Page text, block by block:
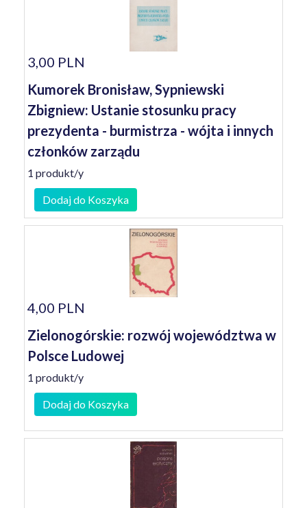
3,00 PLN
Kumorek Bronisław, Sypniewski
Zbigniew: Ustanie stosunku pracy
prezydenta - burmistrza - wójta i innych
członków zarządu
1 produkt/y
Dodaj do Koszyka
4,00 PLN
Zielonogórskie: rozwój województwa w
Polsce Ludowej
1 produkt/y
Dodaj do Koszyka